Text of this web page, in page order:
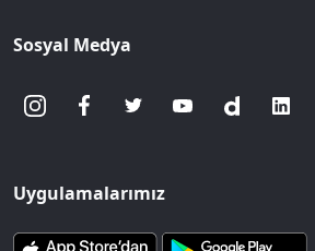
Sosyal Medya
Uygulamalarımız